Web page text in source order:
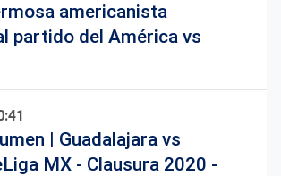
americanista
partido del América vs
| Guadalajara vs
MX - Clausura 2020 -